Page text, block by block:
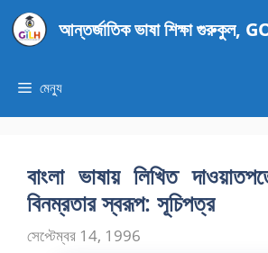
এড়িেয়
লেখায়
আন্তর্জাতিক ভাষা শিক্ষা গুরুকুল,
মেন্যু
বাংলা ভাষায় লিখিত
বিনম্রতার স্বরূপ: সূচিপত্র
সেপ্টেম্বর 14, 1996